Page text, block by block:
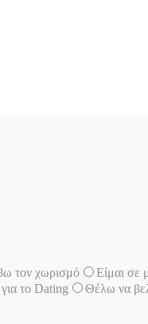
τον χωρισμό
Είμαι σε
το Dating
Θέλω να